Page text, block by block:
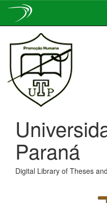
navigation
Paraná
Digital Library of Theses